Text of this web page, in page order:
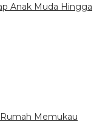
Anak Muda Hingga
Memukau